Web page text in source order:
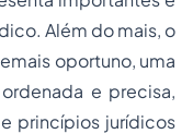
Além do mais, o
oportuno, uma
e precisa,
princípios jurídicos